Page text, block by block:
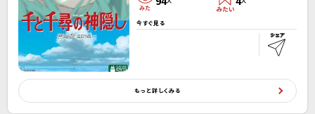
今すぐ見る
もっと詳しくみる